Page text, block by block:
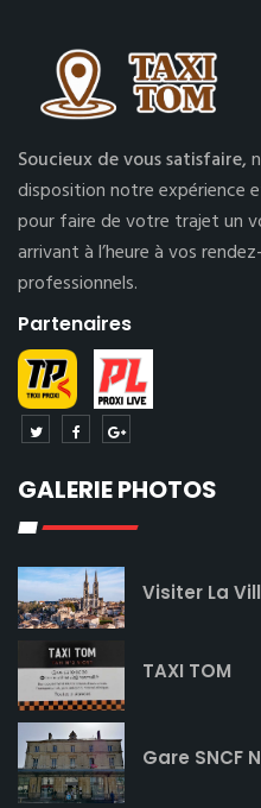
Soucieux de vous satisfaire,
disposition notre expérience
pour faire de votre trajet un
arrivant à l’heure à vos
professionnels.
Partenaires
GALERIE PHOTOS
Visiter La
TAXI TOM
Gare SNCF